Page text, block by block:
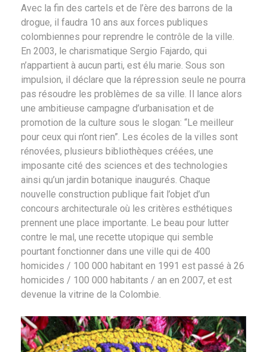
Avec la fin des cartels et de l’ère des barrons de la
drogue, il faudra 10 ans aux forces publiques
colombiennes pour reprendre le contrôle de la ville.
En 2003, le charismatique Sergio Fajardo, qui
n’appartient à aucun parti, est élu marie. Sous son
impulsion, il déclare que la répression seule ne pourra
pas résoudre les problèmes de sa ville. Il lance alors
une ambitieuse campagne d’urbanisation et de
promotion de la culture sous le slogan: “Le meilleur
pour ceux qui n’ont rien”. Les écoles de la villes sont
rénovées, plusieurs bibliothèques créées, une
imposante cité des sciences et des technologies
ainsi qu’un jardin botanique inaugurés. Chaque
nouvelle construction publique fait l’objet d’un
concours architecturale où les critères esthétiques
prennent une place importante. Le beau pour lutter
contre le mal, une recette utopique qui semble
pourtant fonctionner dans une ville qui de 400
homicides / 100 000 habitant en 1991 est passé à 26
homicides / 100 000 habitants / an en 2007, et est
devenue la vitrine de la Colombie.